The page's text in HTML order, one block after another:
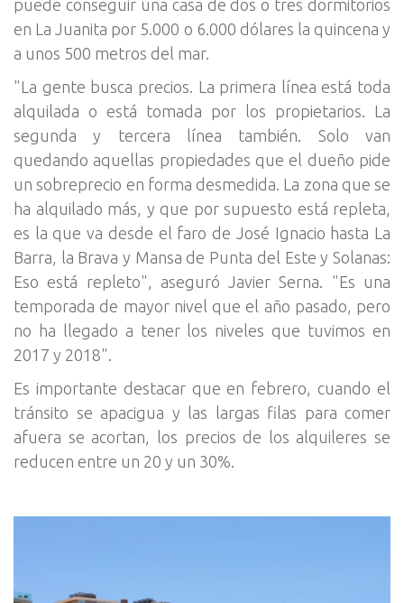
puede conseguir una casa de dos o tres dormitorios
en La Juanita por 5.000 o 6.000 dólares la quincena y
a unos 500 metros del mar.
"La gente busca precios. La primera línea está toda
alquilada o está tomada por los propietarios. La
segunda y tercera línea también. Solo van
quedando aquellas propiedades que el dueño pide
un sobreprecio en forma desmedida. La zona que se
ha alquilado más, y que por supuesto está repleta,
es la que va desde el faro de José Ignacio hasta La
Barra, la Brava y Mansa de Punta del Este y Solanas:
Eso está repleto", aseguró Javier Serna. "Es una
temporada de mayor nivel que el año pasado, pero
no ha llegado a tener los niveles que tuvimos en
2017 y 2018".
Es importante destacar que en febrero, cuando el
tránsito se apacigua y las largas filas para comer
afuera se acortan, los precios de los alquileres se
reducen entre un 20 y un 30%.